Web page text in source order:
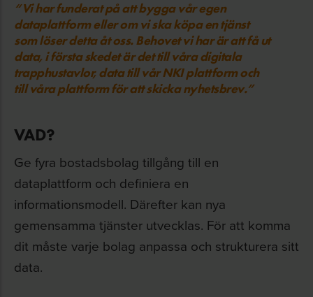
“Vi har funderat på att bygga vår egen
dataplattform eller om vi ska köpa en tjänst
som löser detta åt oss. Behovet vi har är att få ut
data, i första skedet är det till våra digitala
trapphustavlor, data till vår NKI plattform och
till våra plattform för att skicka nyhetsbrev.”
VAD?
Ge fyra bostadsbolag tillgång till en
dataplattform och definiera en
informationsmodell. Därefter kan nya
gemensamma tjänster utvecklas. För att komma
dit måste varje bolag anpassa och strukturera sitt
data.